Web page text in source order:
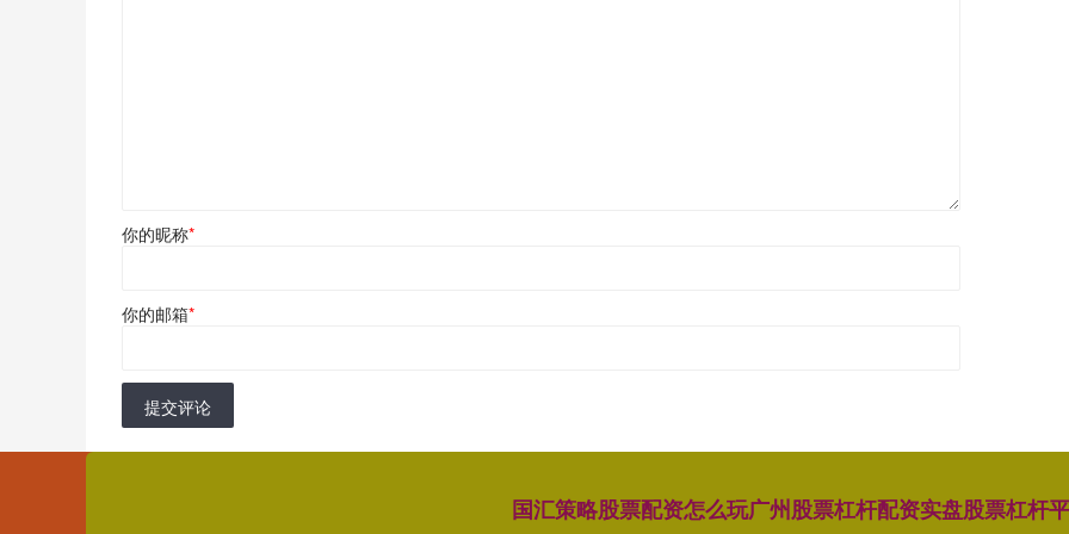
你的昵称*
你的邮箱*
提交评论
国汇策略股票配资怎么玩广州股票杠杆配资实盘股票杠杆